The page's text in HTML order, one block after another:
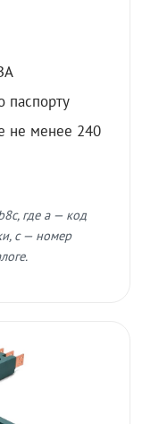
паспорту
не менее 240
где a — код
c — номер